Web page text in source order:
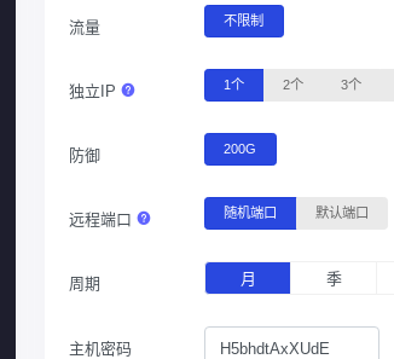
流量 不限制
独立IP 1个 2个 3个
防御 200G
远程端口 随机端口 默认端口
周期 月 季
主机密码